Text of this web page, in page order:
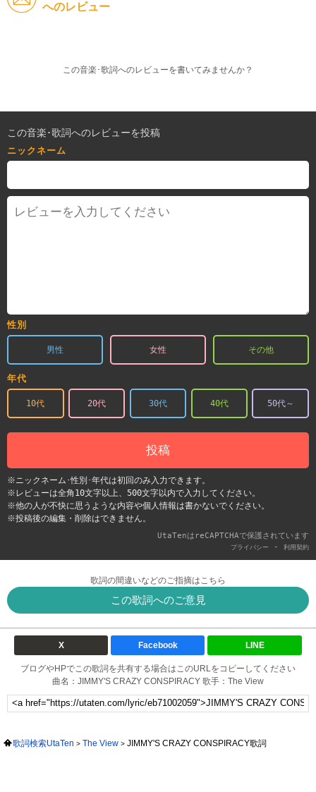
へのレビュー
この音楽･歌詞へのレビューを書いてみませんか？
この音楽･歌詞へのレビューを投稿
ニックネーム
性別
男性 女性 その他
年代
10代 20代 30代 40代 50代～
投稿
※ニックネーム･性別･年代は初回のみ入力できます。
※レビューは全角10文字以上、500文字以内で入力してください。
※他の人が不快に思うような内容や個人情報は書かないでください。
※投稿後の編集・削除はできません。
UtaTenはreCAPTCHAで保護されています
プライバシー - 利用契約
歌詞の間違いなどのご指摘はこちら
この歌詞へのご意見
X Facebook LINE
ブログやHPでこの歌詞を共有する場合はこのURLをコピーしてください
曲名：JIMMY'S CRAZY CONSPIRACY 歌手：The View
歌詞検索UtaTen The View JIMMY'S CRAZY CONSPIRACY歌詞